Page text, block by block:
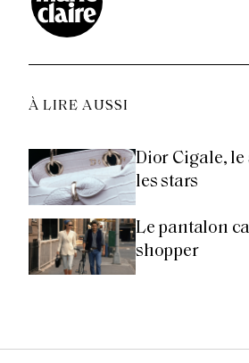
À LIRE AUSSI
Dior Cigale,
les stars
Le pantalon
shopper